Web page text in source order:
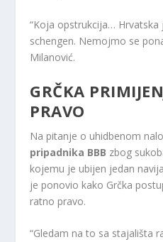
“Koja opstrukcija…
schengen. Nemojmo se
Milanović.
GRČKA
PRAVO
Na pitanje o uhidbenom
pripadnika BBB zbog
kojemu je ubijen jedan
je ponovio kako Grčka
ratno pravo.
“Gledam na to sa stajališta